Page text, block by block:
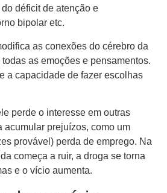
déficit de atenção e
bipolar etc.
as conexões do cérebro da
as emoções e pensamentos.
a capacidade de fazer escolhas
perde o interesse em outras
acumular prejuízos, como um
provável) perda de emprego. Na
começa a ruir, a droga se torna
e o vício aumenta.